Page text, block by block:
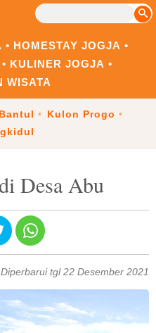
HOMESTAY JOGJA
KULINER JOGJA
WISATA
Bantul
Kulon Progo
Desa Abu
Diperbarui tgl 22 Desember 2021